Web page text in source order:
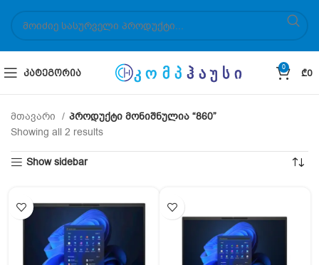
ᲙᲐᲢᲔᲒᲝᲠᲘᲐ
0
₾0
მთავარი
პროდუქტი მონიშნულია “860”
Showing all 2 results
Show sidebar